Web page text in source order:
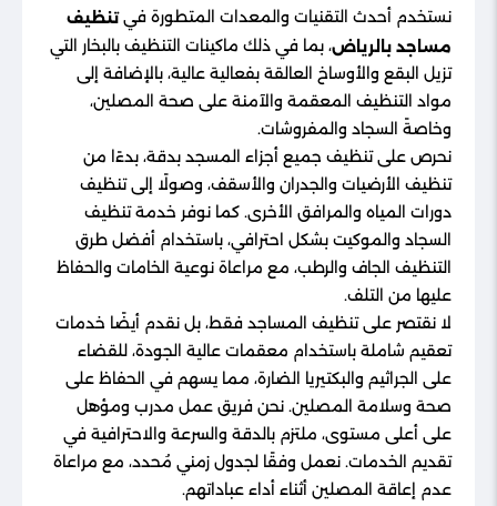
نستخدم أحدث التقنيات والمعدات المتطورة فيتنظيف
مساجد بالرياض، بما في ذلك ماكينات التنظيف بالبخار التي
تزيل البقع والأوساخ العالقة بفعالية عالية، بالإضافة إلى
مواد التنظيف المعقمة والآمنة على صحة المصلين،
وخاصةً السجاد والمفروشات.
نحرص على تنظيف جميع أجزاء المسجد بدقة، بدءًا من
تنظيف الأرضيات والجدران والأسقف، وصولًا إلى تنظيف
دورات المياه والمرافق الأخرى. كما نوفر خدمة تنظيف
السجاد والموكيت بشكل احترافي، باستخدام أفضل طرق
التنظيف الجاف والرطب، مع مراعاة نوعية الخامات والحفاظ
عليها من التلف.
لا نقتصر على تنظيف المساجد فقط، بل نقدم أيضًا خدمات
تعقيم شاملة باستخدام معقمات عالية الجودة، للقضاء
على الجراثيم والبكتيريا الضارة، مما يسهم في الحفاظ على
صحة وسلامة المصلين. نحن فريق عمل مدرب ومؤهل
على أعلى مستوى، ملتزم بالدقة والسرعة والاحترافية في
تقديم الخدمات. نعمل وفقًا لجدول زمني مُحدد، مع مراعاة
عدم إعاقة المصلين أثناء أداء عباداتهم.